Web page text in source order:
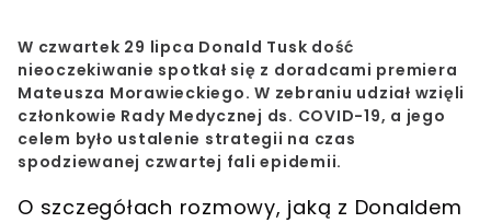
W czwartek 29 lipca Donald Tusk dość
nieoczekiwanie spotkał się z doradcami premiera
Mateusza Morawieckiego. W zebraniu udział wzięli
członkowie Rady Medycznej ds. COVID-19, a jego
celem było ustalenie strategii na czas
spodziewanej czwartej fali epidemii.
O szczegółach rozmowy, jaką z Donaldem